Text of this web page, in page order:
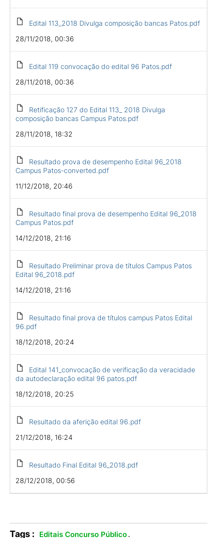
Edital 113_2018 Divulga composição bancas Patos.pdf
28/11/2018, 00:36
Edital 119 convocação do edital 96 Patos.pdf
28/11/2018, 00:36
Retificação 127 do Edital 113_ 2018 Divulga
composição bancas Campus Patos.pdf
28/11/2018, 18:32
Resultado prova de desempenho Edital 96_2018
Campus Patos-converted.pdf
11/12/2018, 20:46
Resultado final prova de desempenho Edital 96_2018
Campus Patos.pdf
14/12/2018, 21:16
Resultado Preliminar prova de títulos Campus Patos
Edital 96_2018.pdf
14/12/2018, 21:16
Resultado final prova de títulos campus Patos Edital
96.pdf
18/12/2018, 20:24
Edital 141_convocação de verificação da veracidade
da autodeclaração edital 96 patos.pdf
18/12/2018, 20:25
Resultado da aferição edital 96.pdf
21/12/2018, 16:24
Resultado Final Edital 96_2018.pdf
28/12/2018, 00:56
Tags : Editais Concurso Público.